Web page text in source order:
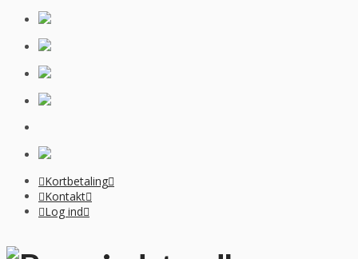
Kortbetaling
Kontakt
Log ind